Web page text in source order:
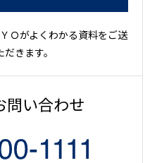
Ｏがよくわかる資料をご送
きます。
問い合わせ